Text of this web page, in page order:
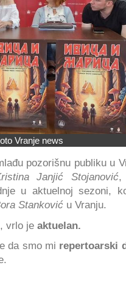
Vranje news
pozorišnu publiku u
Janjić Stojanović,
u aktuelnoj sezoni,
Stanković u Vranju.
vrlo je aktuelan.
da smo mi repertoarski